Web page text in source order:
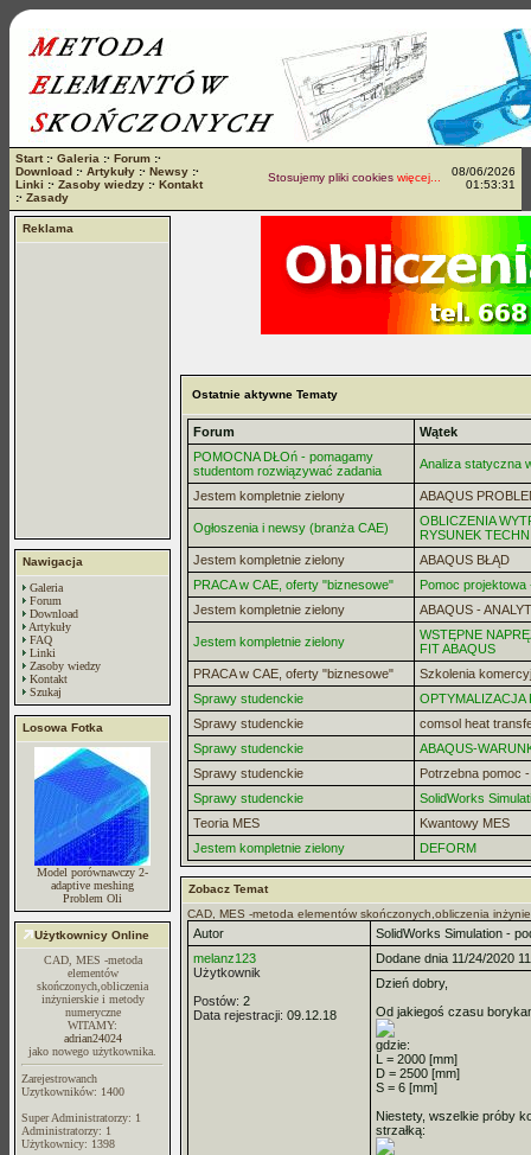
Start:· Galeria :· Forum :·
Download :· Artykuły :· Newsy :·
Linki :· Zasoby wiedzy :· Kontakt
:· Zasady
Stosujemy pliki cookieswięcej...
08/06/2026
01:53:31
Reklama
Nawigacja
Galeria
Forum
Download
Artykuły
FAQ
Linki
Zasoby wiedzy
Kontakt
Szukaj
Losowa Fotka
Model porównawczy 2-
adaptive meshing
Problem Oli
Użytkownicy Online
CAD, MES -metoda
elementów
skończonych,obliczenia
inżynierskie i metody
numeryczne
WITAMY:
adrian24024
jako nowego użytkownika.
Zarejestrowanch
Uzytkowników: 1400
Super Administratorzy: 1
Administratorzy: 1
Użytkownicy: 1398
Ostatnie aktywne Tematy
Forum
Wątek
POMOCNA DŁOń - pomagamy
studentom rozwiązywać zadania
Analiza statyczna
Jestem kompletnie zielony ABAQUS
Ogłoszenia i newsy (branża CAE)
OBLICZENIA
RYSUNEK
Jestem kompletnie zielony
ABAQUS BŁĄD
PRACA w CAE, oferty "biznesowe"
Pomoc projektowa
Jestem kompletnie zielony
ABAQUS -
Jestem kompletnie zielony
WSTĘPNE
FIT ABAQUS
PRACA w CAE, oferty "biznesowe"
Szkolenia
Sprawy studenckie
OPTYMALIZACJA
Sprawy studenckie
comsol heat
Sprawy studenckie
ABAQUS-
Sprawy studenckie
Potrzebna pomoc
Sprawy studenckie
SolidWorks
Teoria MES
Kwantowy MES
Jestem kompletnie zielony
DEFORM
Zobacz Temat
CAD, MES -metoda elementów skończonych,obliczenia
Autor
SolidWorks Simulation -
melanz123
Użytkownik
Postów: 2
Data rejestracji: 09.12.18
Dodane dnia 11/24/2020
Dzień dobry,
Od jakiegoś czasu
gdzie:
L = 2000 [mm]
D = 2500 [mm]
S = 6 [mm]
Niestety, wszelkie próby
strzałką: